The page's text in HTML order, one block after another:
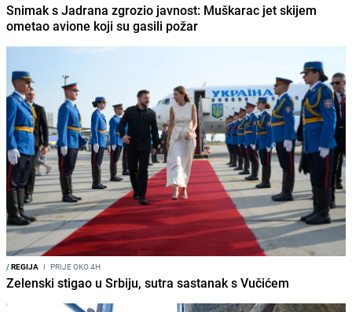
Snimak s Jadrana zgrozio javnost: Muškarac jet skijem
ometao avione koji su gasili požar
/REGIJA I PRIJE OKO 4H
Zelenski stigao u Srbiju, sutra sastanak s Vučićem